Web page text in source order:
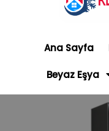
Ana Sayfa
Beyaz Eşya